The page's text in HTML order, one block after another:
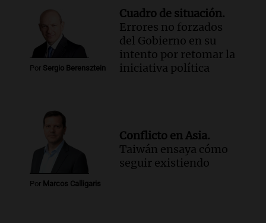
Por Sergio Berensztein
Cuadro de situación.
Errores no forzados
del Gobierno en su
intento por retomar la
iniciativa política
Por Marcos Calligaris
Conflicto en Asia.
Taiwán ensaya cómo
seguir existiendo